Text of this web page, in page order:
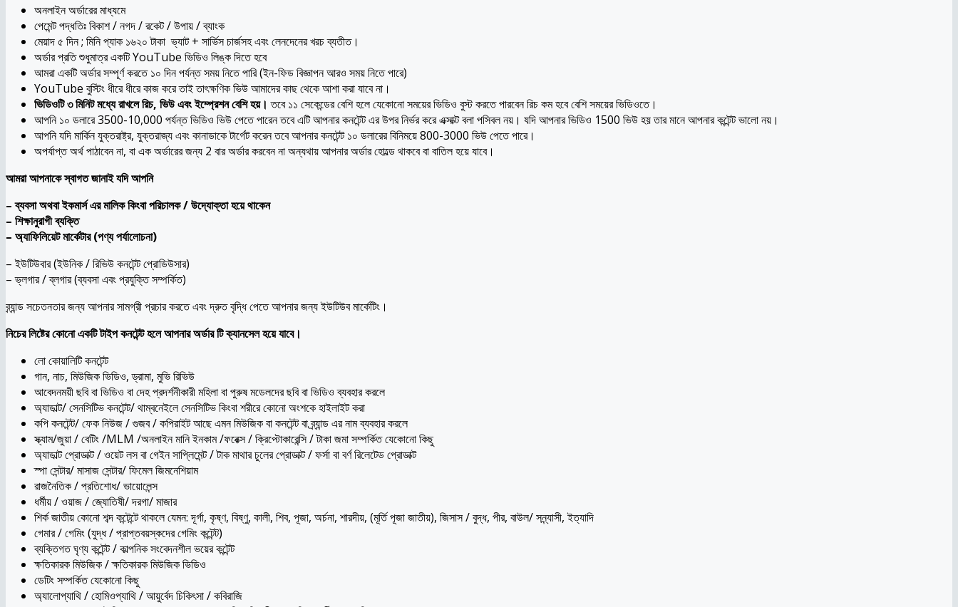
অনলাইন অর্ডারের মাধ্যমে
পেমেন্ট পদ্ধতিঃ বিকাশ / নগদ / রকেট / উপায় / ব্যাংক
মেয়াদ ৫ দিন ; মিনি প্যাক ১৬২০ টাকা ভ্যাট + সার্ভিস চার্জসহ এবং লেনদেনের খরচ ব্যতীত।
অর্ডার প্রতি শুধুমাত্র একটি YouTube ভিডিও লিঙ্ক দিতে হবে
আমরা একটি অর্ডার সম্পূর্ণ করতে ১০ দিন পর্যন্ত সময় নিতে পারি (ইন-ফিড বিজ্ঞাপন আরও সময় নিতে পারে)
YouTube বুস্টিং ধীরে ধীরে কাজ করে তাই তাৎক্ষণিক ভিউ আমাদের কাছ থেকে আশা করা যাবে না।
ভিডিওটি ৩ মিনিট মধ্যে রাখলে রিচ, ভিউ এবং ইম্প্রেশন বেশি হয়। তবে ১১ সেকেন্ডের বেশি হলে যেকোনো সময়ের ভিডিও বুস্ট করতে পারবেন রিচ কম হবে বেশি সময়ের ভিডিওতে।
আপনি ১০ ডলারে 3500-10,000 পর্যন্ত ভিডিও ভিউ পেতে পারেন তবে এটি আপনার কনটেন্ট এর উপর নির্ভর করে এক্সাক্ট বলা পসিবল নয়। যদি আপনার ভিডিও 1500 ভিউ হয় তার মানে আপনার কন্টেন্ট ভালো নয়।
আপনি যদি মার্কিন যুক্তরাষ্ট্র, যুক্তরাজ্য এবং কানাডাকে টার্গেট করেন তবে আপনার কনটেন্ট ১০ ডলারের বিনিময়ে 800-3000 ভিউ পেতে পারে।
অপর্যাপ্ত অর্থ পাঠাবেন না, বা এক অর্ডারের জন্য 2 বার অর্ডার করবেন না অন্যথায় আপনার অর্ডার হোল্ডে থাকবে বা বাতিল হয়ে যাবে।
আমরা আপনাকে স্বাগত জানাই যদি আপনি
– ব্যবসা অথবা ইকমার্স এর মালিক কিংবা পরিচালক / উদ্যোক্তা হয়ে থাকেন
– শিক্ষানুরাগী ব্যক্তি
– অ্যাফিলিয়েট মার্কেটার (পণ্য পর্যালোচনা)
– ইউটিউবার (ইউনিক / রিভিউ কনটেন্ট প্রোডিউসার)
– ভ্লগার / ব্লগার (ব্যবসা এবং প্রযুক্তি সম্পর্কিত)
ব্র্যান্ড সচেতনতার জন্য আপনার সামগ্রী প্রচার করতে এবং দ্রুত বৃদ্ধি পেতে আপনার জন্য ইউটিউব মার্কেটিং।
নিচের লিষ্টের কোনো একটি টাইপ কনটেন্ট হলে আপনার অর্ডার টি ক্যানসেল হয়ে যাবে।
লো কোয়ালিটি কনটেন্ট
গান, নাচ, মিউজিক ভিডিও, ড্রামা, মুভি রিভিউ
আবেদনময়ী ছবি বা ভিডিও বা দেহ প্রদর্শনীকারী মহিলা বা পুরুষ মডেলদের ছবি বা ভিডিও ব্যবহার করলে
অ্যাডাল্ট/ সেনসিটিভ কনটেন্ট/ থাম্বনেইলে সেনসিটিভ কিংবা শরীরে কোনো অংশকে হাইলাইট করা
কপি কনটেন্ট/ ফেক নিউজ / গুজব / কপিরাইট আছে এমন মিউজিক বা কনটেন্ট বা ব্র্যান্ড এর নাম ব্যবহার করলে
স্ক্যাম/জুয়া / বেটিং /MLM /অনলাইন মানি ইনকাম /ফরেক্স / ক্রিপ্টোকারেন্সি / টাকা জমা সম্পর্কিত যেকোনো কিছু
অ্যাডাল্ট প্রোডাক্ট / ওয়েট লস বা গেইন সাপ্লিমেন্ট / টাক মাথার চুলের প্রোডাক্ট / ফর্সা বা বর্ণ রিলেটেড প্রোডাক্ট
স্পা সেন্টার/ মাসাজ সেন্টার/ ফিমেল জিমনেশিয়াম
রাজনৈতিক / প্রতিশোধ/ ভায়োলেন্স
ধর্মীয় / ওয়াজ / জ্যোতিষী/ দরগা/ মাজার
শির্ক জাতীয় কোনো শব্দ কন্টেন্টে থাকলে যেমন: দূর্গা, কৃষ্ণ, বিষ্ণু, কালী, শিব, পূজা, অর্চনা, শারদীয়, (মূর্তি পূজা জাতীয়), জিসাস / বুদ্ধ, পীর, বাউল/ সন্ন্যাসী, ইত্যাদি
গেমার / গেমিং (যুদ্ধ / প্রাপ্তবয়স্কদের গেমিং কন্টেন্ট)
ব্যক্তিগত ঘৃণ্য কন্টেন্ট / কাল্পনিক সংবেদনশীল ভয়ের কন্টেন্ট
ক্ষতিকারক মিউজিক / ক্ষতিকারক মিউজিক ভিডিও
ডেটিং সম্পর্কিত যেকোনো কিছু
অ্যালোপ্যাথি / হোমিওপ্যাথি / আয়ুর্বেদ চিকিৎসা / কবিরাজি